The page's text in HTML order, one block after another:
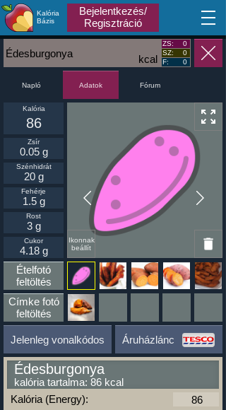
Kalória
Bázis
Bejelentkezés/
Regisztráció
MA
kcal
Édesburgonya
ZS:
0
SZ:
0
F:
0
Napló Adatok Fórum
Ikonnak
beállít
Kalória
86
Zsír
0.05 g
Szénhidrát
20 g
Fehérje
1.5 g
Rost
3 g
Cukor
4.18 g
Ételfotó
feltöltés
Címke fotó
feltöltés
Jelenleg vonalkódos Áruházlánc
Édesburgonya
kalória tartalma: 86 kcal
Kalória (Energy):